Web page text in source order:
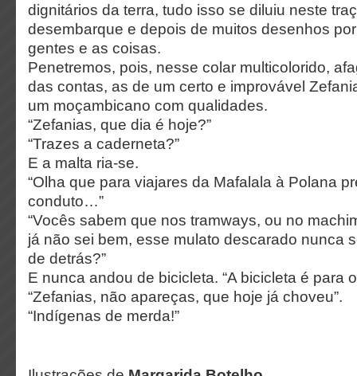
dignitários da terra, tudo isso se diluiu neste
desembarque e depois de muitos desenhos
gentes e as coisas.
Penetremos, pois, nesse colar multicolorido,
das contas, as de um certo e improvável
um moçambicano com qualidades.
“Zefanias, que dia é hoje?”
“Trazes a caderneta?”
E a malta ria-se.
“Olha que para viajares da Mafalala à Polana
conduto…”
“Vocês sabem que nos tramways, ou no
já não sei bem, esse mulato descarado nunca
de detrás?”
E nunca andou de bicicleta. “A bicicleta é para
“Zefanias, não apareças, que hoje já choveu”.
“Indígenas de merda!”